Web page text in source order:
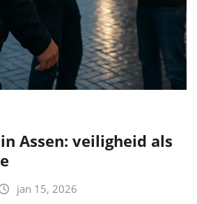
Assen: veiligheid als
jan 15, 2026